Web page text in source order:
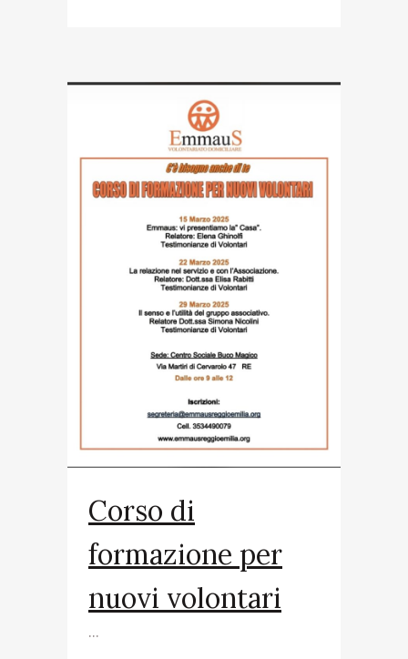
Corso di
formazione per
nuovi volontari
...